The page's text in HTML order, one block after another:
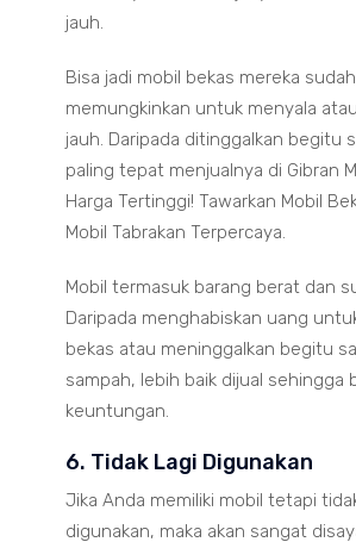
jauh.
Bisa jadi mobil bekas mereka
memungkinkan untuk menyala
jauh. Daripada ditinggalkan begitu
paling tepat menjualnya di Gibran
Harga Tertinggi! Tawarkan Mobil
Mobil Tabrakan Terpercaya.
Mobil termasuk barang berat dan
Daripada menghabiskan uang
bekas atau meninggalkan begitu
sampah, lebih baik dijual sehingga
keuntungan.
6. Tidak Lagi Digunakan
Jika Anda memiliki mobil tetapi
digunakan, maka akan sangat